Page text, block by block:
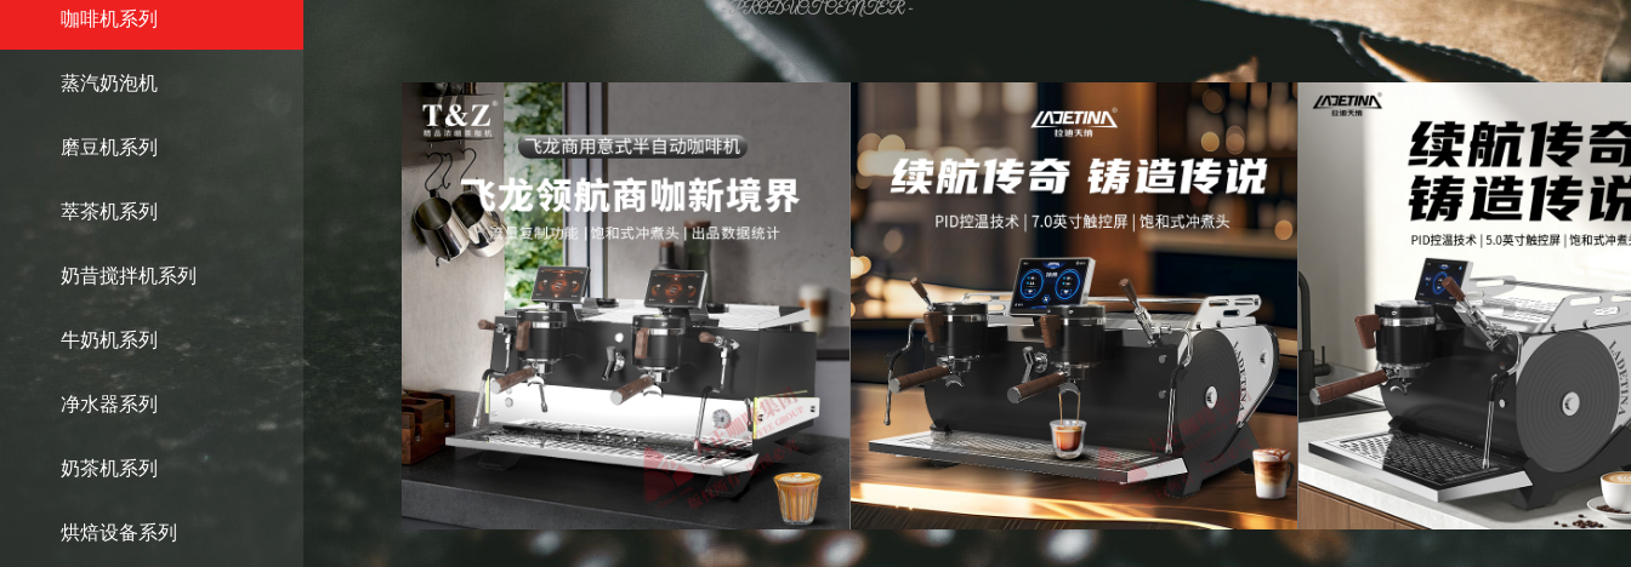
- PRODUCT CENTER -
咖啡机系列
蒸汽奶泡机
磨豆机系列
萃茶机系列
奶昔搅拌机系列
牛奶机系列
净水器系列
奶茶机系列
烘焙设备系列